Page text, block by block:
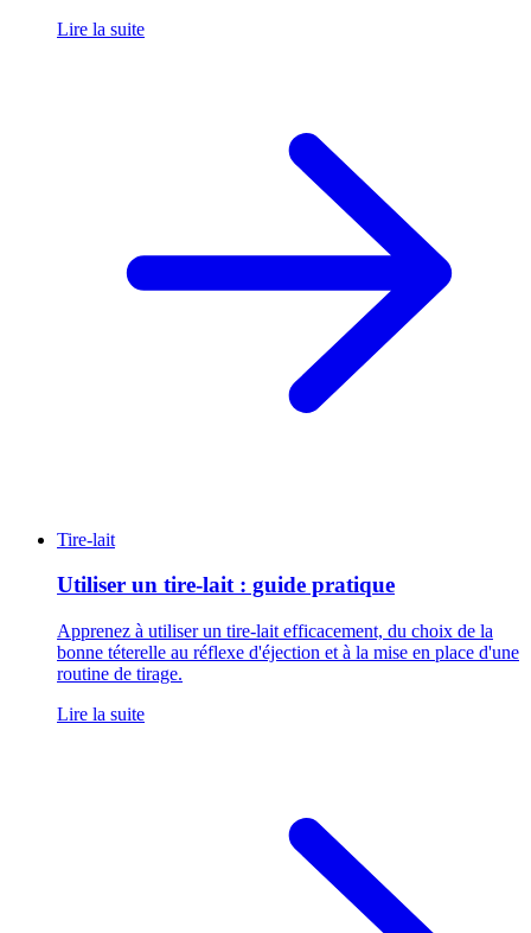
Lire la suite
Tire-lait
Utiliser un tire-lait : guide pratique
Apprenez à utiliser un tire-lait efficacement, du choix de la
bonne téterelle au réflexe d'éjection et à la mise en place d'une
routine de tirage.
Lire la suite